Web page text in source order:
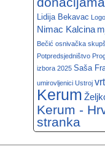
Lidija Bekavac
Nimac Kalcina
Bečić osnivačka
Potpredsjedništvo
izbora 2025 Saša
umirovljenici Ustroj
Kerum
Kerum -
stranka